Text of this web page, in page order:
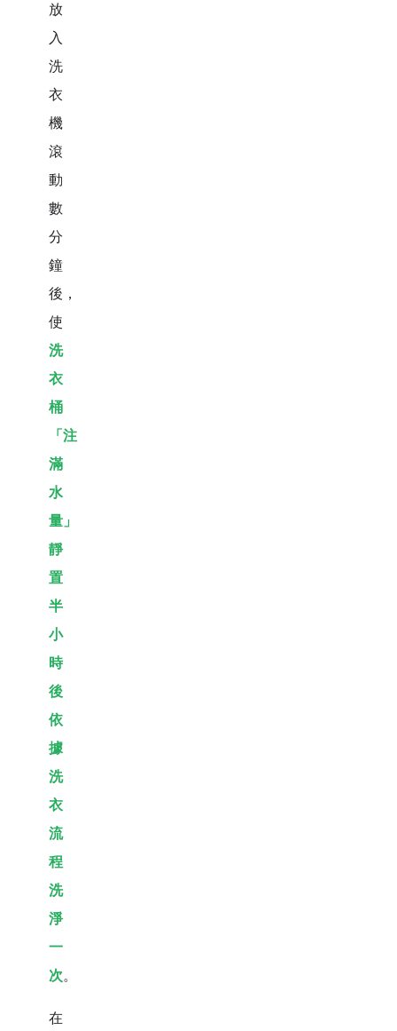
放
入
洗
衣
機
滾
動
數
分
鐘
後，
使
洗
衣
桶
「注
滿
水
量」
靜
置
半
小
時
後
依
據
洗
衣
流
程
洗
淨
一
次。
在